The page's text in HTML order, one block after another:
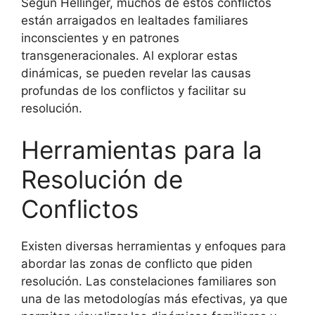
están arraigados en lealtades familiares
inconscientes y en patrones
transgeneracionales. Al explorar estas
dinámicas, se pueden revelar las causas
profundas de los conflictos y facilitar su
resolución.
Herramientas para la
Resolución de
Conflictos
Existen diversas herramientas y enfoques para
abordar las zonas de conflicto que piden
resolución. Las constelaciones familiares son
una de las metodologías más efectivas, ya que